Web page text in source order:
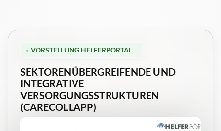
VORSTELLUNG HELFERPORTAL
SEKTORENÜBERGREIFENDE UND
INTEGRATIVE
VERSORGUNGSSTRUKTUREN
(CARECOLLAPP)